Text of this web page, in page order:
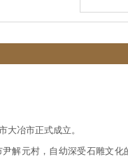
大冶市正式成立。
解元村，自幼深受石雕文